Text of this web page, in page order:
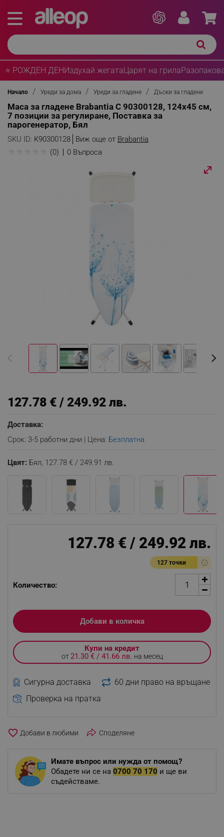
⭐ РОЖДЕН ДЕНИздухай жегатаЦарят на грила
Начало Уреди за дома Уреди за гладене Дъски за гладене
Маса за гладене Brabantia C 90300128, 124x45 см,
7 позиции за регулиране, Поставка за
парогенератор, Бял
SKU ID: K90300128 Виж още от Brabantia
(0) 0 Въпроса
127.78 € / 249.92 лв.
Доставка:
Срок: 3-5 работни дни | Цена: Безплатна
Цвят: Бял, 127.78 € / 249.91 лв.
127.78 € / 249.92 лв.
127 точки
Количество:
Добави в количка
Купи на кредит
от21.30 € / 41.66 лв. на месец
Сигурна доставка
60 дни право на връщане
Проверка на пратка
favorite_border Споделяне
Имате въпрос или нужда от помощ?
Обадете ни се на 0700 70 170 и ще ви
съдействаме.